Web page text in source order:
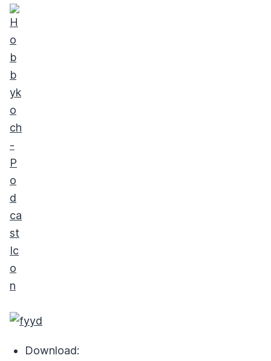
Download: